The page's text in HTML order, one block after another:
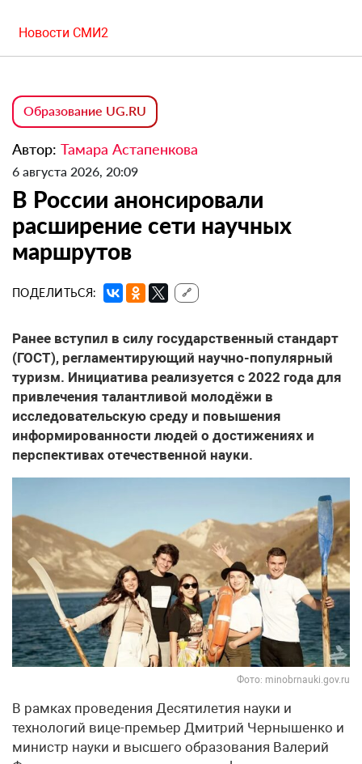
Новости СМИ2
Образование UG.RU
Автор: Тамара Астапенкова
6 августа 2026, 20:09
В России анонсировали
расширение сети научных
маршрутов
ПОДЕЛИТЬСЯ: 🔗
Ранее вступил в силу государственный стандарт
(ГОСТ), регламентирующий научно-популярный
туризм. Инициатива реализуется с 2022 года для
привлечения талантливой молодёжи в
исследовательскую среду и повышения
информированности людей о достижениях и
перспективах отечественной науки.
Фото: minobrnauki.gov.ru
В рамках проведения Десятилетия науки и
технологий вице-премьер Дмитрий Чернышенко и
министр науки и высшего образования Валерий